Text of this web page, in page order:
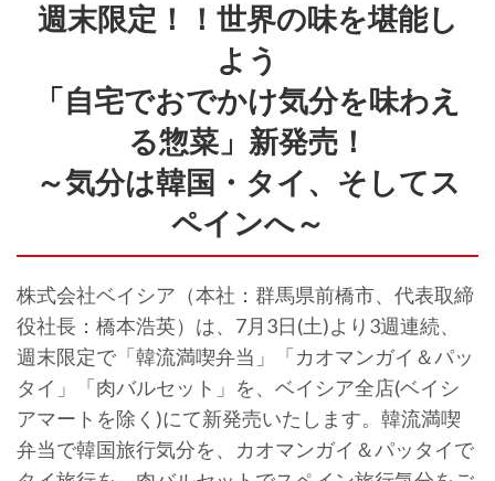
週末限定！！世界の味を堪能し
よう
「自宅でおでかけ気分を味わえ
る惣菜」新発売！
～気分は韓国・タイ、そしてス
ペインへ～
株式会社ベイシア（本社：群馬県前橋市、代表取締
役社長：橋本浩英）は、7月3日(土)より3週連続、
週末限定で「韓流満喫弁当」「カオマンガイ＆パッ
タイ」「肉バルセット」を、ベイシア全店(ベイシ
アマートを除く)にて新発売いたします。韓流満喫
弁当で韓国旅行気分を、カオマンガイ＆パッタイで